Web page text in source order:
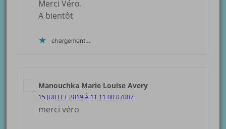
Merci Véro.
A bientôt
chargement…
Manouchka Marie Louise Avery
15 JUILLET 2019 À 11 11 00 07007
merci véro